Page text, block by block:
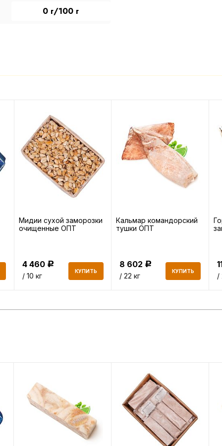
0 г/100 г
Мидии сухой заморозки
очищенные ОПТ
4 460 Р
/ 10 кг
КУПИТЬ
Кальмар командорский
тушки ОПТ
8 602 Р
/ 22 кг
КУПИТЬ
/